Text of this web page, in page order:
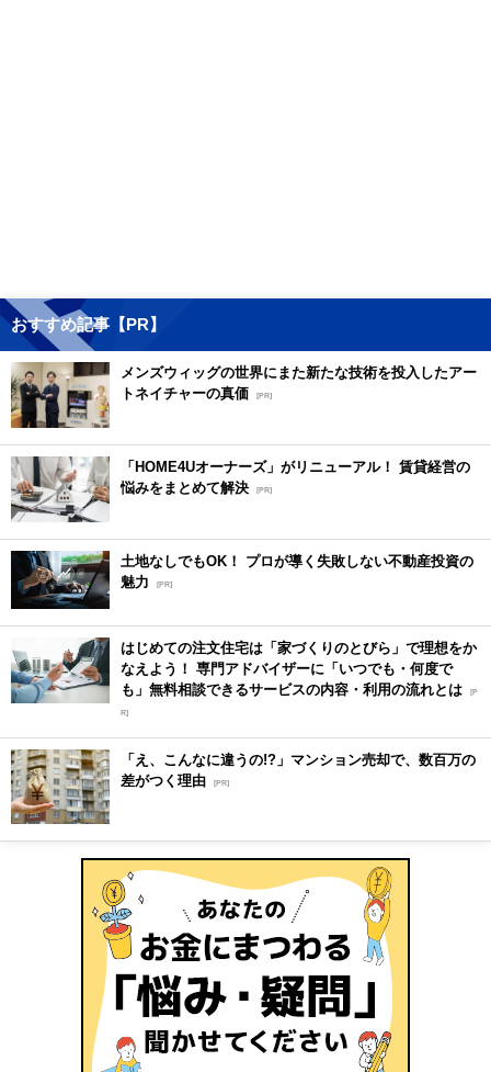
おすすめ記事【PR】
メンズウィッグの世界にまた新たな技術を投入したアー
トネイチャーの真価 [PR]
「HOME4Uオーナーズ」がリニューアル！ 賃貸経営の
悩みをまとめて解決 [PR]
土地なしでもOK！ プロが導く失敗しない不動産投資の
魅力
[PR]
はじめての注文住宅は「家づくりのとびら」で理想をか
なえよう！ 専門アドバイザーに「いつでも・何度で
も」無料相談できるサービスの内容・利用の流れとは [P
R]
「え、こんなに違うの!?」マンション売却で、数百万の
差がつく理由 [PR]